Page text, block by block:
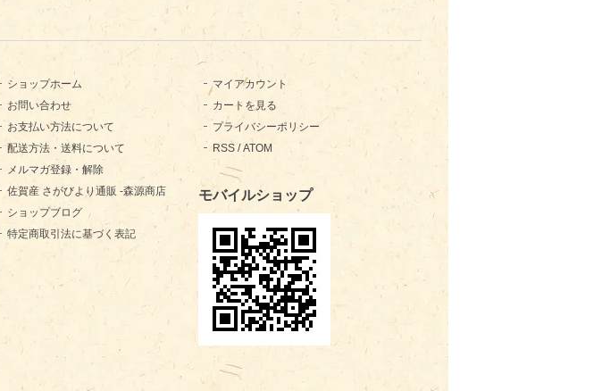
ショップホーム
お問い合わせ
お支払い方法について
配送方法・送料について
メルマガ登録・解除
佐賀産 さがびより通販 -森源商店
ショップブログ
特定商取引法に基づく表記
マイアカウント
カートを見る
プライバシーポリシー
RSS /ATOM
モバイルショップ